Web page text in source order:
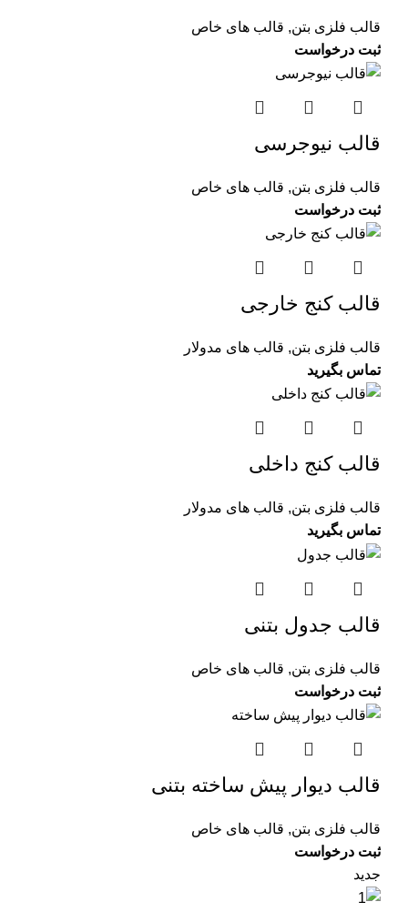
قالب فلزی بتن, قالب های خاص
قالب نیوجرسی
قالب فلزی بتن, قالب های خاص
قالب کنج خارجی
قالب فلزی بتن, قالب های مدولار
قالب کنج داخلی
قالب فلزی بتن, قالب های مدولار
قالب جدول بتنی
قالب فلزی بتن, قالب های خاص
قالب دیوار پیش ساخته بتنی
قالب فلزی بتن, قالب های خاص
جدید